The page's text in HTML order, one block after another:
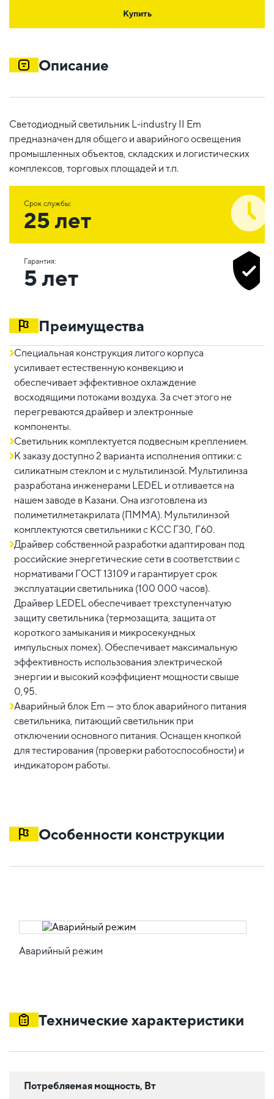
Купить
Описание
Светодиодный светильник L-industry II Em
предназначен для общего и аварийного освещения
промышленных объектов, складских и логистических
комплексов, торговых площадей и т.п.
Срок службы:
25 лет
Гарантия:
5 лет
Преимущества
Специальная конструкция литого корпуса
усиливает естественную конвекцию и
обеспечивает эффективное охлаждение
восходящими потоками воздуха. За счет этого не
перегреваются драйвер и электронные
компоненты.
Светильник комплектуется подвесным креплением.
К заказу доступно 2 варианта исполнения оптики: с
силикатным стеклом и с мультилинзой. Мультилинза
разработана инженерами LEDEL и отливается на
нашем заводе в Казани. Она изготовлена из
полиметилметакрилата (ПММА). Мультилинзой
комплектуются светильники с КСС Г30, Г60.
Драйвер собственной разработки адаптирован под
российские энергетические сети в соответствии с
нормативами ГОСТ 13109 и гарантирует срок
эксплуатации светильника (100 000 часов).
Драйвер LEDEL обеспечивает трехступенчатую
защиту светильника (термозащита, защита от
короткого замыкания и микросекундных
импульсных помех). Обеспечивает максимальную
эффективность использования электрической
энергии и высокий коэффициент мощности свыше
0,95.
Аварийный блок Em — это блок аварийного питания
светильника, питающий светильник при
отключении основного питания. Оснащен кнопкой
для тестирования (проверки работоспособности) и
индикатором работы.
Особенности конструкции
Аварийный режим
Технические характеристики
Потребляемая мощность, Вт